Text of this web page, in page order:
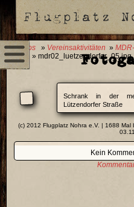
0 Fotos » Vereinsaktivitäten »
2012
» mdr02_luetzendorfer_05.jpg
Schrank in der
Lützendorfer Straße
(c) 2012 Flugplatz Nohra e.V. | 1688
Kein